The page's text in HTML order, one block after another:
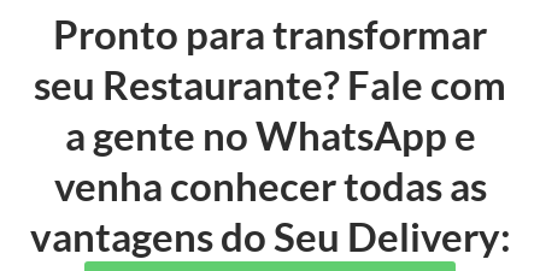
Pronto para transformar
seu Restaurante? Fale com
a gente no WhatsApp e
venha conhecer todas as
vantagens do Seu Delivery: